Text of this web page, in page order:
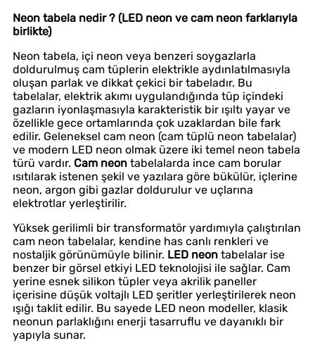
Neon tabela nedir ? (LED neon ve cam neon farklarıyla
birlikte)
Neon tabela, içi neon veya benzeri soygazlarla
doldurulmuş cam tüplerin elektrikle aydınlatılmasıyla
oluşan parlak ve dikkat çekici bir tabeladır. Bu
tabelalar, elektrik akımı uygulandığında tüp içindeki
gazların iyonlaşmasıyla karakteristik bir ışıltı yayar ve
özellikle gece ortamlarında çok uzaklardan bile fark
edilir. Geleneksel cam neon (cam tüplü neon tabelalar)
ve modern LED neon olmak üzere iki temel neon tabela
türü vardır. Cam neon tabelalarda ince cam borular
ısıtılarak istenen şekil ve yazılara göre bükülür, içlerine
neon, argon gibi gazlar doldurulur ve uçlarına
elektrotlar yerleştirilir.
Yüksek gerilimli bir transformatör yardımıyla çalıştırılan
cam neon tabelalar, kendine has canlı renkleri ve
nostaljik görünümüyle bilinir. LED neon tabelalar ise
benzer bir görsel etkiyi LED teknolojisi ile sağlar. Cam
yerine esnek silikon tüpler veya akrilik paneller
içerisine düşük voltajlı LED şeritler yerleştirilerek neon
ışığı taklit edilir. Bu sayede LED neon modeller, klasik
neonun parlaklığını enerji tasarruflu ve dayanıklı bir
yapıyla sunar.